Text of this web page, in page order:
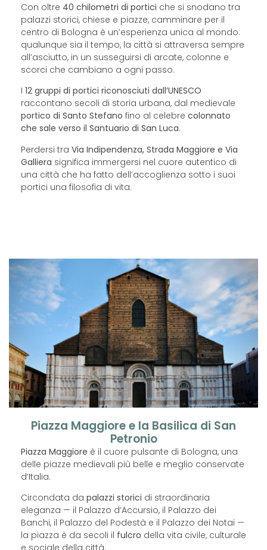
Con oltre 40 chilometri di portici che si snodano tra
palazzi storici, chiese e piazze, camminare per il
centro di Bologna è un’esperienza unica al mondo:
qualunque sia il tempo, la città si attraversa sempre
all’asciutto, in un susseguirsi di arcate, colonne e
scorci che cambiano a ogni passo.
I 12 gruppi di portici riconosciuti dall’UNESCO
raccontano secoli di storia urbana, dal medievale
portico di Santo Stefano fino al celebre colonnato
che sale verso il Santuario di San Luca.
Perdersi tra Via Indipendenza, Strada Maggiore e Via
Galliera significa immergersi nel cuore autentico di
una città che ha fatto dell’accoglienza sotto i suoi
portici una filosofia di vita.
Piazza Maggiore e la Basilica di San
Petronio
Piazza Maggiore è il cuore pulsante di Bologna, una
delle piazze medievali più belle e meglio conservate
d’Italia.
Circondata da palazzi storici di straordinaria
eleganza — il Palazzo d’Accursio, il Palazzo dei
Banchi, il Palazzo del Podestà e il Palazzo dei Notai —
la piazza è da secoli il fulcro della vita civile, culturale